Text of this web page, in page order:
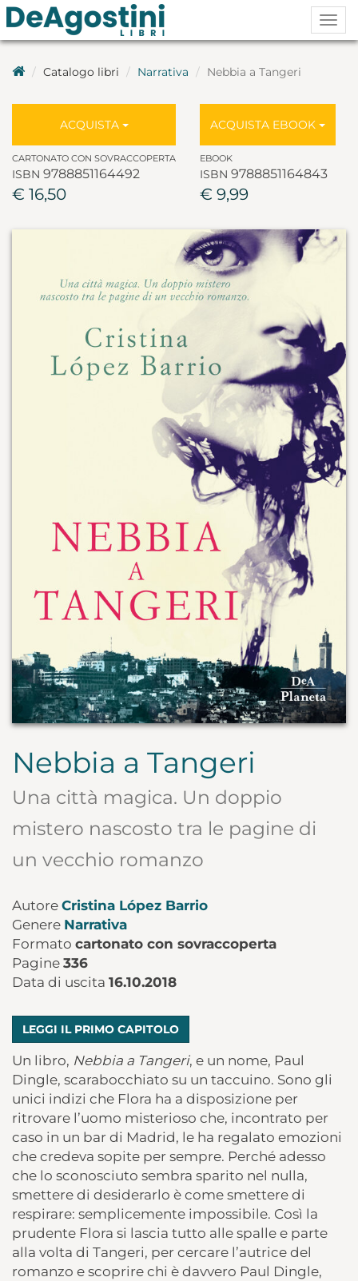
Catalogo libri Narrativa Nebbia a Tangeri
ACQUISTA
CARTONATO CON SOVRACCOPERTA
ISBN 9788851164492
€ 16,50
ACQUISTA EBOOK
EBOOK
ISBN 9788851164843
€ 9,99
Nebbia a Tangeri
Una città magica. Un doppio
mistero nascosto tra le pagine di
un vecchio romanzo
Autore Cristina López Barrio
Genere Narrativa
Formato cartonato con sovraccoperta
Pagine 336
Data di uscita 16.10.2018
LEGGI IL PRIMO CAPITOLO
Un libro, Nebbia a Tangeri, e un nome, Paul
Dingle, scarabocchiato su un taccuino. Sono gli
unici indizi che Flora ha a disposizione per
ritrovare l’uomo misterioso che, incontrato per
caso in un bar di Madrid, le ha regalato emozioni
che credeva sopite per sempre. Perché adesso
che lo sconosciuto sembra sparito nel nulla,
smettere di desiderarlo è come smettere di
respirare: semplicemente impossibile. Così la
prudente Flora si lascia tutto alle spalle e parte
alla volta di Tangeri, per cercare l’autrice del
romanzo e scoprire chi è davvero Paul Dingle,